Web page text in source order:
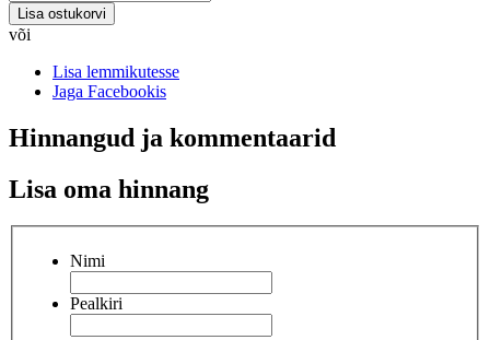
Lisa ostukorvi
või
Lisa lemmikutesse
Jaga Facebookis
Hinnangud ja kommentaarid
Lisa oma hinnang
Nimi
Pealkiri